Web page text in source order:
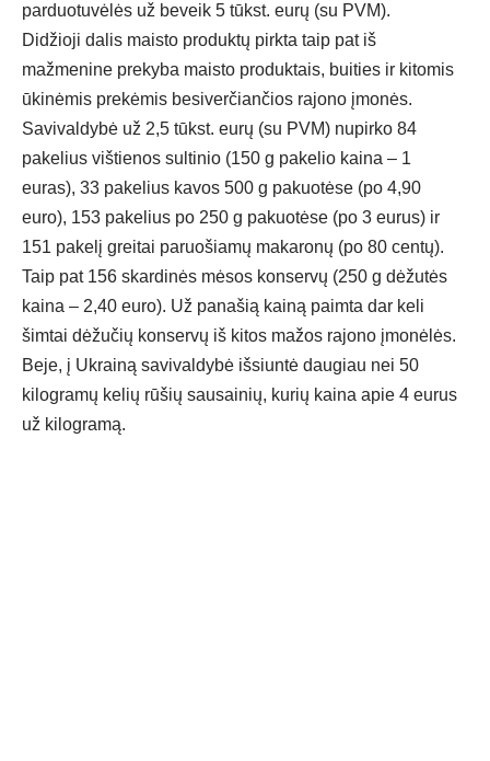
parduotuvėlės už beveik 5 tūkst. eurų (su PVM).
Didžioji dalis maisto produktų pirkta taip pat iš
mažmenine prekyba maisto produktais, buities ir kitomis
ūkinėmis prekėmis besiverčiančios rajono įmonės.
Savivaldybė už 2,5 tūkst. eurų (su PVM) nupirko 84
pakelius vištienos sultinio (150 g pakelio kaina – 1
euras), 33 pakelius kavos 500 g pakuotėse (po 4,90
euro), 153 pakelius po 250 g pakuotėse (po 3 eurus) ir
151 pakelį greitai paruošiamų makaronų (po 80 centų).
Taip pat 156 skardinės mėsos konservų (250 g dėžutės
kaina – 2,40 euro). Už panašią kainą paimta dar keli
šimtai dėžučių konservų iš kitos mažos rajono įmonėlės.
Beje, į Ukrainą savivaldybė išsiuntė daugiau nei 50
kilogramų kelių rūšių sausainių, kurių kaina apie 4 eurus
už kilogramą.